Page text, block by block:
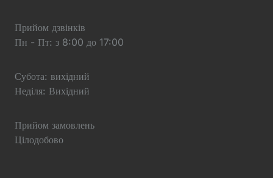
Прийом дзвінків
Пн - Пт: з 8:00 до 17:00
Субота: вихідний
Неділя: Вихідний
Прийом замовлень
Цілодобово